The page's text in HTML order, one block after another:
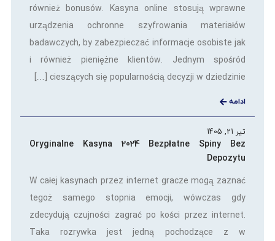
również bonusów. Kasyna online stosują wprawne
urządzenia ochronne szyfrowania materiałów
badawczych, by zabezpieczać informacje osobiste jak
i również pieniężne klientów. Jednym spośród
cieszących się popularnością decyzji w dziedzinie […]
ادامه
تیر 21, 1405
Oryginalne Kasyna 2024 Bezpłatne Spiny Bez
Depozytu
W całej kasynach przez internet gracze mogą zaznać
tegoż samego stopnia emocji, wówczas gdy
zdecydują czujności zagrać po kości przez internet.
Taka rozrywka jest jedną pochodzące z w